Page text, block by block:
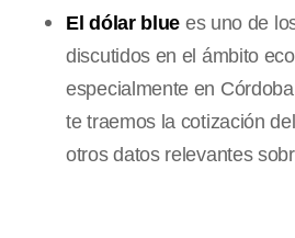
El dólar blue es uno de
discutidos en el ámbito
especialmente en
te traemos la cotización
otros datos relevantes